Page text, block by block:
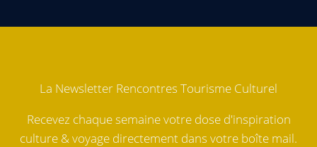
La Newsletter Rencontres Tourisme Culturel
Recevez chaque semaine votre dose d'inspiration
culture & voyage directement dans votre boîte mail.